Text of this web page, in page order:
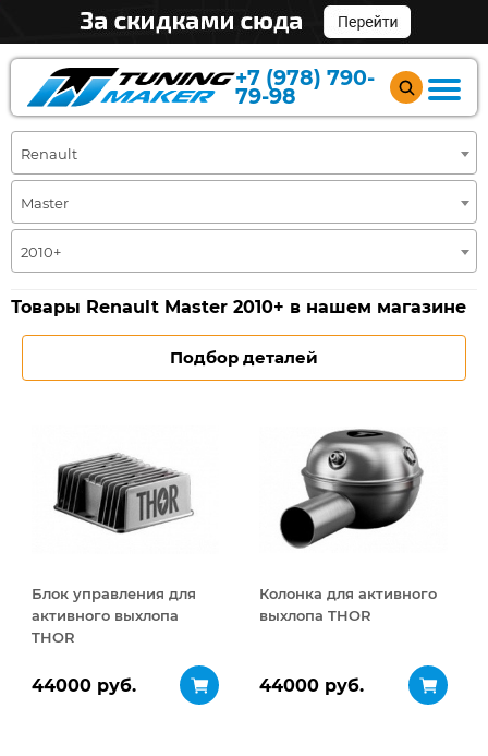
+7 (978) 790-
79-98
Renault
Master
2010+
Товары Renault Master 2010+ в нашем магазине
Подбор деталей
Блок управления для
активного выхлопа
THOR
44000 руб.
Колонка для активного
выхлопа THOR
44000 руб.